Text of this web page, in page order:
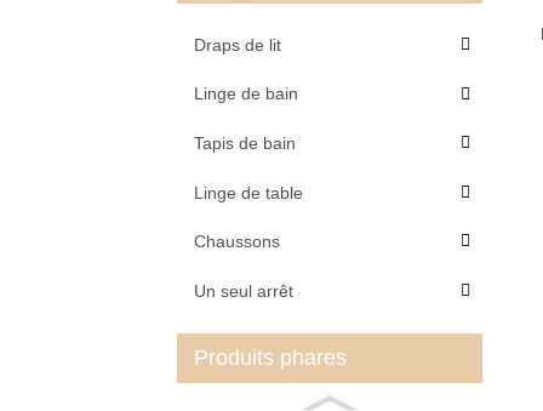
Draps de lit
Linge de bain
Tapis de bain
Linge de table
Chaussons
Un seul arrêt
Produits phares